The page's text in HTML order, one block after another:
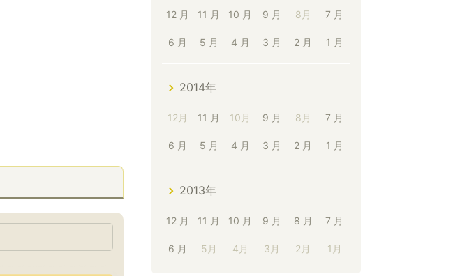
12 月 11 月 10 月 9 月 8月 7 月
6 月 5 月 4 月 3 月 2 月 1 月
2014年
12月 11 月 10月 9 月 8月 7 月
6 月 5 月 4 月 3 月 2 月 1 月
2013年
12 月 11 月 10 月 9 月 8 月 7 月
6 月 5月 4月 3月 2月 1月